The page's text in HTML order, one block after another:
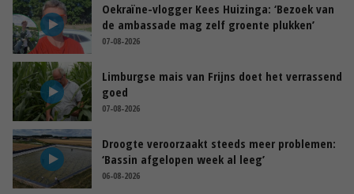
Oekraïne-vlogger Kees Huizinga: ‘Bezoek van
de ambassade mag zelf groente plukken’
07-08-2026
Limburgse mais van Frijns doet het verrassend
goed
07-08-2026
Droogte veroorzaakt steeds meer problemen:
‘Bassin afgelopen week al leeg’
06-08-2026